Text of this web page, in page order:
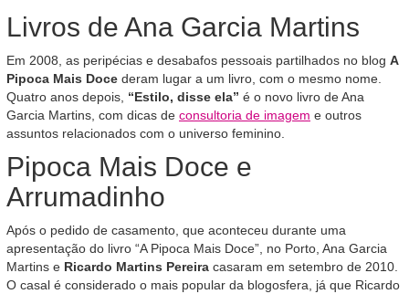
Livros de Ana Garcia Martins
Em 2008, as peripécias e desabafos pessoais partilhados no blog A
Pipoca Mais Doce deram lugar a um livro, com o mesmo nome.
Quatro anos depois, “Estilo, disse ela” é o novo livro de Ana
Garcia Martins, com dicas de consultoria de imagem e outros
assuntos relacionados com o universo feminino.
Pipoca Mais Doce e
Arrumadinho
Após o pedido de casamento, que aconteceu durante uma
apresentação do livro “A Pipoca Mais Doce”, no Porto, Ana Garcia
Martins e Ricardo Martins Pereira casaram em setembro de 2010.
O casal é considerado o mais popular da blogosfera, já que Ricardo